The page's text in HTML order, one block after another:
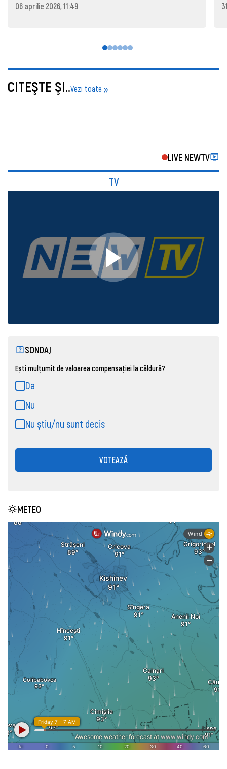
06 aprilie 2026, 11:49
CITEŞTE ŞI..Vezi toate
LIVE NEWTV
TV
SONDAJ
Ești mulțumit de valoarea compensației la căldură?
Da
Nu
Nu știu/nu sunt decis
VOTEAZĂ
METEO